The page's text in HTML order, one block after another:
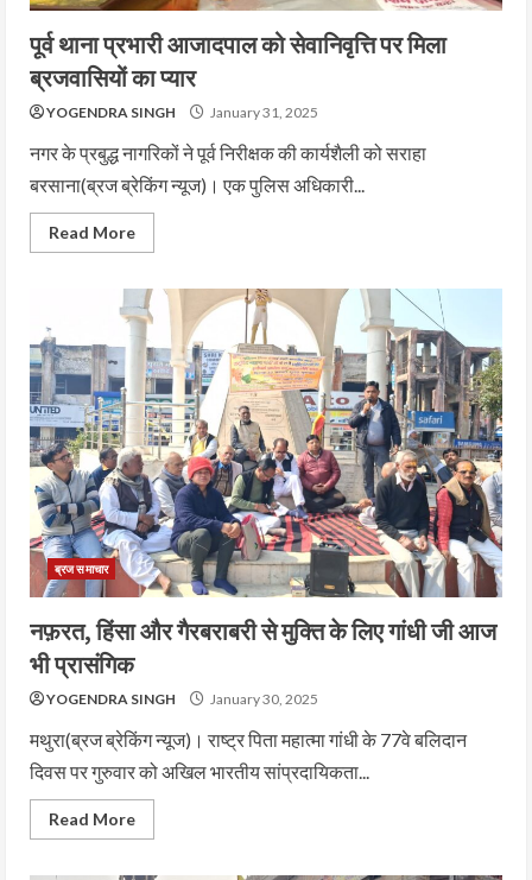
पूर्व थाना प्रभारी आजादपाल को सेवानिवृत्ति पर मिला
ब्रजवासियों का प्यार
YOGENDRA SINGH January 31, 2025
नगर के प्रबुद्ध नागरिकों ने पूर्व निरीक्षक की कार्यशैली को सराहा
बरसाना(ब्रज ब्रेकिंग न्यूज)। एक पुलिस अधिकारी...
Read More
ब्रज समाचार
नफ़रत, हिंसा और गैरबराबरी से मुक्ति के लिए गांधी जी आज
भी प्रासंगिक
YOGENDRA SINGH January 30, 2025
मथुरा(ब्रज ब्रेकिंग न्यूज)। राष्ट्र पिता महात्मा गांधी के 77वे बलिदान
दिवस पर गुरुवार को अखिल भारतीय सांप्रदायिकता...
Read More